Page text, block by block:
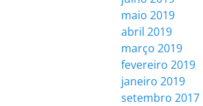
maio 2019
abril 2019
março 2019
fevereiro 2019
janeiro 2019
setembro 2017